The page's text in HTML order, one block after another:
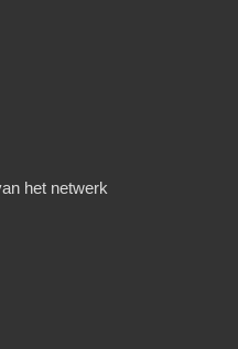
het netwerk